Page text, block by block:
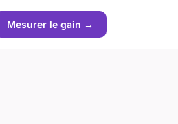
Mesurer le gain →